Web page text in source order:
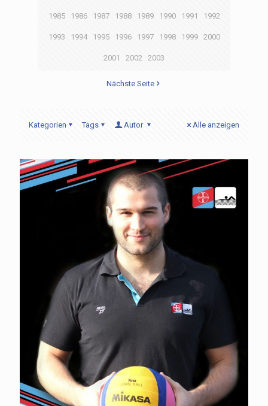
1985 1986 1987 1988 1989 1990 1991 1992
1993 1994 1995 1996 1997 1998 1999 2000
2001 2002 2003
Nächste Seite
Kategorien Tags Autor Alle anzeigen